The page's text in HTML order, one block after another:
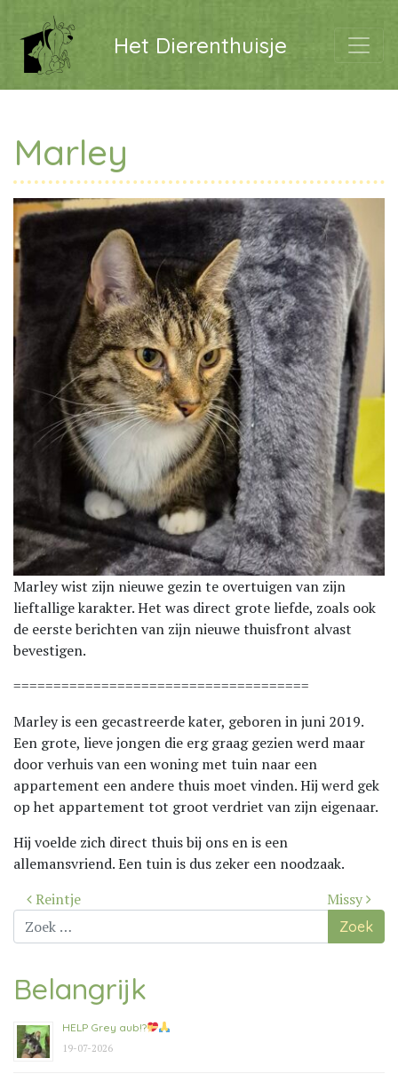
Het Dierenthuisje
Marley
Marley wist zijn nieuwe gezin te overtuigen van zijn
lieftallige karakter. Het was direct grote liefde, zoals ook
de eerste berichten van zijn nieuwe thuisfront alvast
bevestigen.
=====================================
Marley is een gecastreerde kater, geboren in juni 2019.
Een grote, lieve jongen die erg graag gezien werd maar
door verhuis van een woning met tuin naar een
appartement een andere thuis moet vinden. Hij werd gek
op het appartement tot groot verdriet van zijn eigenaar.
Hij voelde zich direct thuis bij ons en is een
allemansvriend. Een tuin is dus zeker een noodzaak.
Bericht
navigatie
Reintje
Missy
Zoek
naar:
Belangrijk
HELP Grey aub!?
19-07-2026